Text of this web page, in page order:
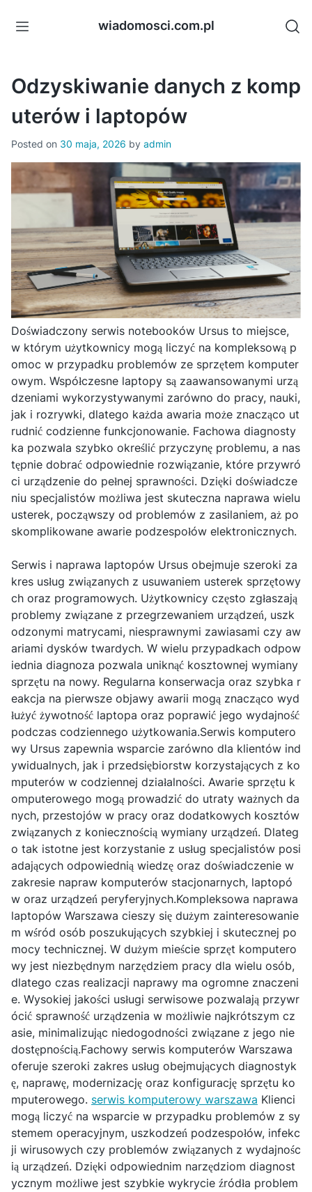
wiadomosci.com.pl
Odzyskiwanie danych z komp
uterów i laptopów
Posted on 30 maja, 2026 by admin
Doświadczony serwis notebooków Ursus to miejsce,
w którym użytkownicy mogą liczyć na kompleksową p
omoc w przypadku problemów ze sprzętem komputer
owym. Współczesne laptopy są zaawansowanymi urzą
dzeniami wykorzystywanymi zarówno do pracy, nauki,
jak i rozrywki, dlatego każda awaria może znacząco ut
rudnić codzienne funkcjonowanie. Fachowa diagnosty
ka pozwala szybko określić przyczynę problemu, a nas
tępnie dobrać odpowiednie rozwiązanie, które przywró
ci urządzenie do pełnej sprawności. Dzięki doświadcze
niu specjalistów możliwa jest skuteczna naprawa wielu
usterek, począwszy od problemów z zasilaniem, aż po
skomplikowane awarie podzespołów elektronicznych.
Serwis i naprawa laptopów Ursus obejmuje szeroki za
kres usług związanych z usuwaniem usterek sprzętowy
ch oraz programowych. Użytkownicy często zgłaszają
problemy związane z przegrzewaniem urządzeń, uszk
odzonymi matrycami, niesprawnymi zawiasami czy aw
ariami dysków twardych. W wielu przypadkach odpow
iednia diagnoza pozwala uniknąć kosztownej wymiany
sprzętu na nowy. Regularna konserwacja oraz szybka r
eakcja na pierwsze objawy awarii mogą znacząco wyd
łużyć żywotność laptopa oraz poprawić jego wydajność
podczas codziennego użytkowania.Serwis komputero
wy Ursus zapewnia wsparcie zarówno dla klientów ind
ywidualnych, jak i przedsiębiorstw korzystających z ko
mputerów w codziennej działalności. Awarie sprzętu k
omputerowego mogą prowadzić do utraty ważnych da
nych, przestojów w pracy oraz dodatkowych kosztów
związanych z koniecznością wymiany urządzeń. Dlateg
o tak istotne jest korzystanie z usług specjalistów posi
adających odpowiednią wiedzę oraz doświadczenie w
zakresie napraw komputerów stacjonarnych, laptopó
w oraz urządzeń peryferyjnych.Kompleksowa naprawa
laptopów Warszawa cieszy się dużym zainteresowanie
m wśród osób poszukujących szybkiej i skutecznej po
mocy technicznej. W dużym mieście sprzęt komputero
wy jest niezbędnym narzędziem pracy dla wielu osób,
dlatego czas realizacji naprawy ma ogromne znaczeni
e. Wysokiej jakości usługi serwisowe pozwalają przywr
ócić sprawność urządzenia w możliwie najkrótszym cz
asie, minimalizując niedogodności związane z jego nie
dostępnością.Fachowy serwis komputerów Warszawa
oferuje szeroki zakres usług obejmujących diagnostyk
ę, naprawę, modernizację oraz konfigurację sprzętu ko
mputerowego. serwis komputerowy warszawa Klienci
mogą liczyć na wsparcie w przypadku problemów z sy
stemem operacyjnym, uszkodzeń podzespołów, infekc
ji wirusowych czy problemów związanych z wydajnośc
ią urządzeń. Dzięki odpowiednim narzędziom diagnost
ycznym możliwe jest szybkie wykrycie źródła problem